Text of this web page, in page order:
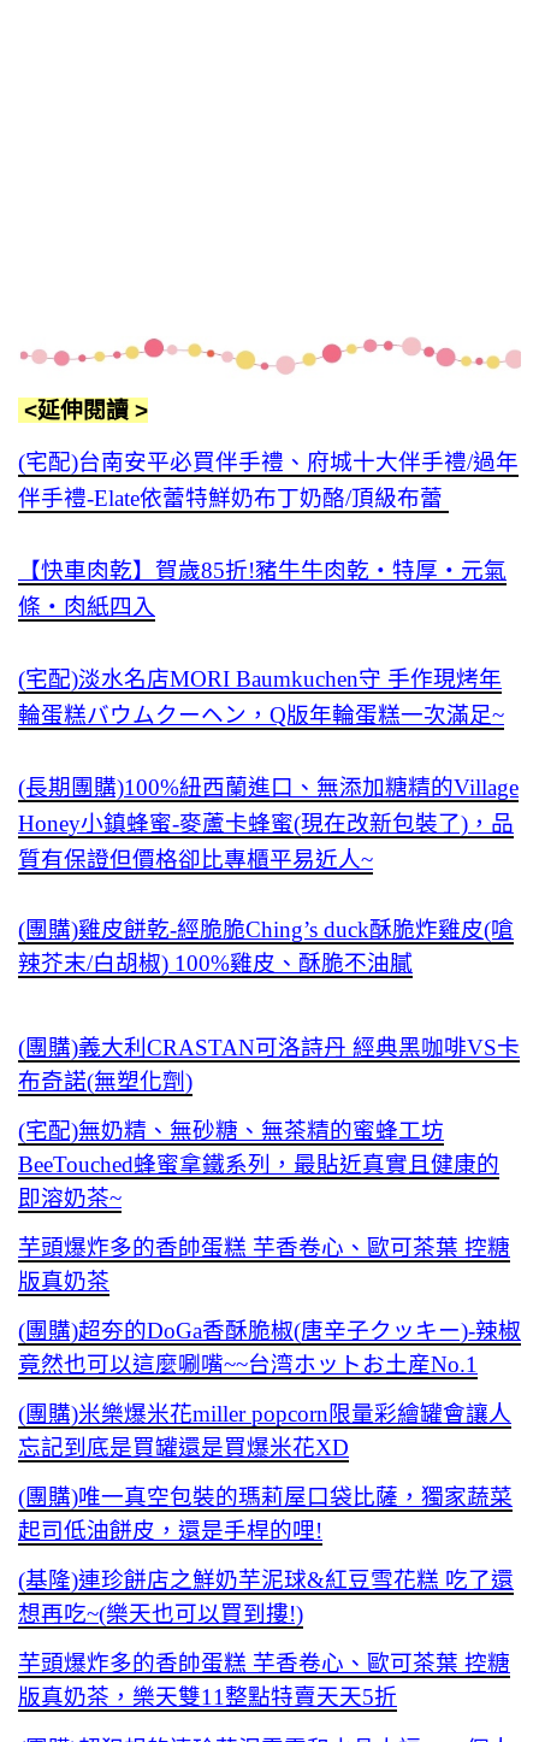
<延伸閱讀 >
(宅配)台南安平必買伴手禮、府城十大伴手禮/過年
伴手禮-Elate依蕾特鮮奶布丁奶酪/頂級布蕾
【快車肉乾】賀歲85折!豬牛牛肉乾‧特厚‧元氣
條‧肉紙四入
(宅配)淡水名店MORI Baumkuchen守 手作現烤年
輪蛋糕バウムクーヘン，Q版年輪蛋糕一次滿足~
(長期團購)100%紐西蘭進口、無添加糖精的Village
Honey小鎮蜂蜜-麥蘆卡蜂蜜(現在改新包裝了)，品
質有保證但價格卻比專櫃平易近人~
(團購)雞皮餅乾-經脆脆Ching’s duck酥脆炸雞皮(嗆
辣芥末/白胡椒) 100%雞皮、酥脆不油膩
(團購)義大利CRASTAN可洛詩丹 經典黑咖啡VS卡
布奇諾(無塑化劑)
(宅配)無奶精、無砂糖、無茶精的蜜蜂工坊
BeeTouched蜂蜜拿鐵系列，最貼近真實且健康的
即溶奶茶~
芋頭爆炸多的香帥蛋糕 芋香卷心、歐可茶葉 控糖
版真奶茶
(團購)超夯的DoGa香酥脆椒(唐辛子クッキー)-辣椒
竟然也可以這麼唰嘴~~台湾ホットお土産No.1
(團購)米樂爆米花miller popcorn限量彩繪罐會讓人
忘記到底是買罐還是買爆米花XD
(團購)唯一真空包裝的瑪莉屋口袋比薩，獨家蔬菜
起司低油餅皮，還是手桿的哩!
(基隆)連珍餅店之鮮奶芋泥球&紅豆雪花糕 吃了還
想再吃~(樂天也可以買到摟!)
芋頭爆炸多的香帥蛋糕 芋香卷心、歐可茶葉 控糖
版真奶茶，樂天雙11整點特賣天天5折